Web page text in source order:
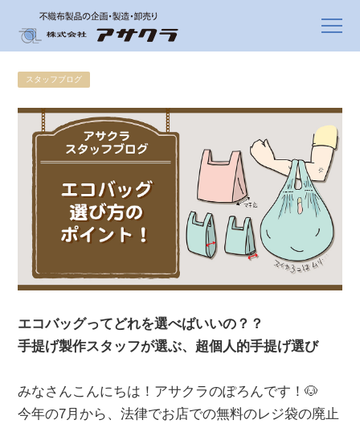
スタッフブログ
エコバッグってどれを選べばいいの？？
手提げ製作スタッフが選ぶ、超個人的手提げ選び
みなさんこんにちは！アサクラのぽろんです！🐶
今年の7月から、法律でお店での無料のレジ袋の廃止